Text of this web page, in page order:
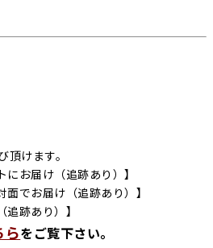
頂けます。
にお届け（追跡あり）】
面でお届け（追跡あり）】
追跡あり）】
らをご覧下さい。